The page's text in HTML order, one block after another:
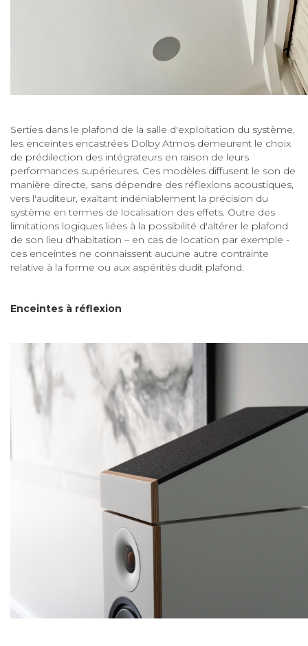
Serties dans le plafond de la salle d'exploitation du système,
les enceintes encastrées Dolby Atmos demeurent le choix
de prédilection des intégrateurs en raison de leurs
performances supérieures. Ces modèles diffusent le son de
manière directe, sans dépendre des réflexions acoustiques,
vers l'auditeur, exaltant indéniablement la précision du
système en termes de localisation des effets. Outre des
limitations logiques liées à la possibilité d'altérer le plafond
de son lieu d'habitation – en cas de location par exemple -
ces enceintes ne connaissent aucune autre contrainte
relative à la forme ou aux aspérités dudit plafond.
Enceintes à réflexion